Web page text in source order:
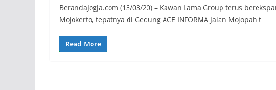
BerandaJogja.com (13/03/20) – Kawan Lama Group terus
Mojokerto, tepatnya di Gedung ACE INFORMA Jalan Mojopahit
Read More